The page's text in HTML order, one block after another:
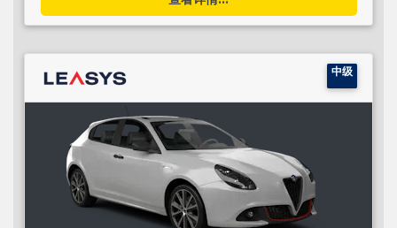
中级